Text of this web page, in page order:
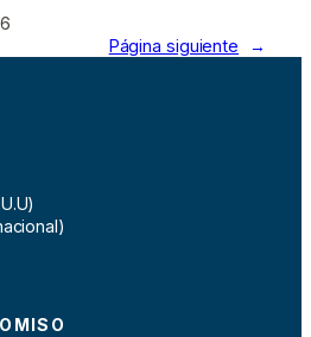
Página siguiente →